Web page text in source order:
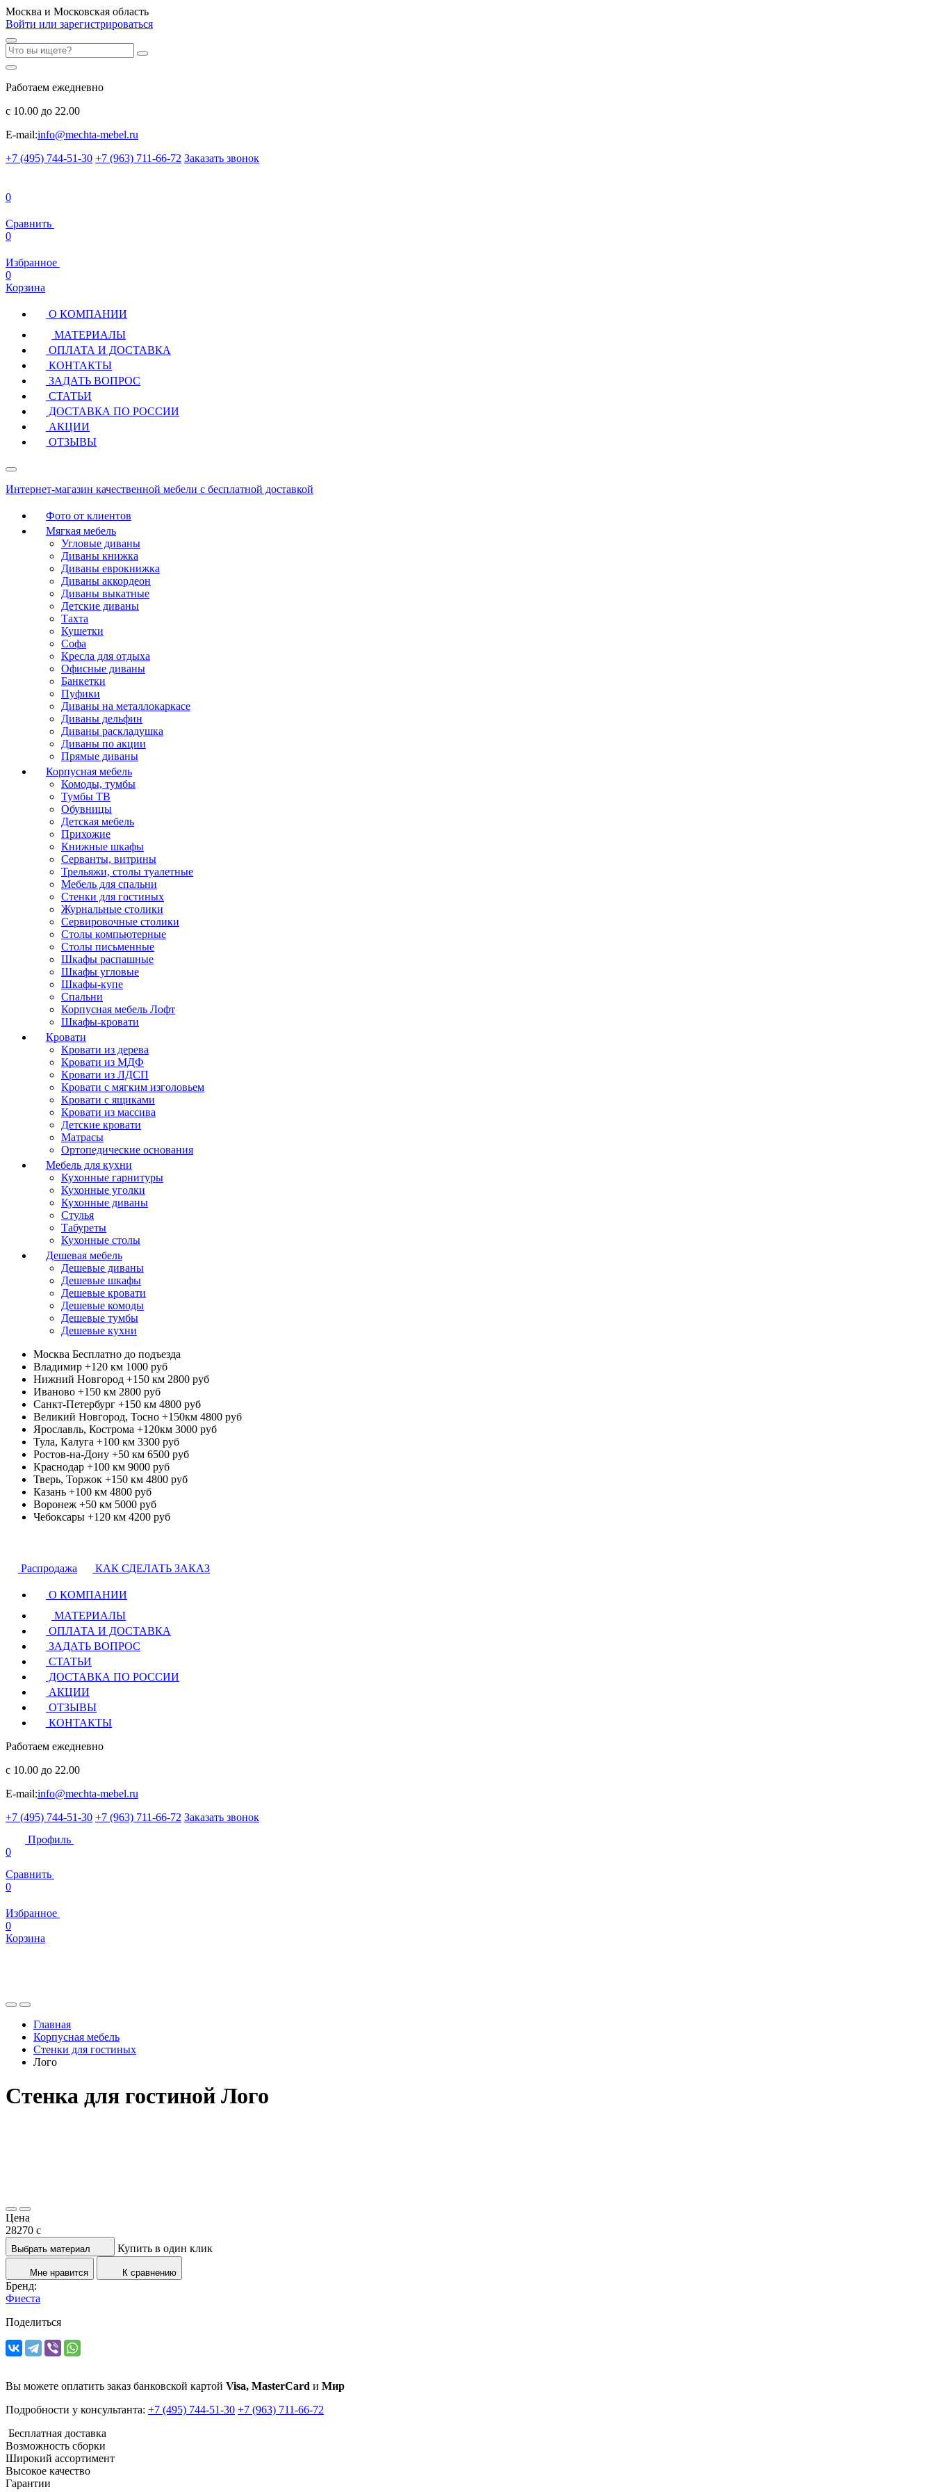
Москва и Московская область
Войти или зарегистрироваться
Работаем ежедневно
с 10.00 до 22.00
E-mail:info@mechta-mebel.ru
+7 (495) 744-51-30 +7 (963) 711-66-72 Заказать звонок
0
Сравнить
0
Избранное
0
Корзина
О КОМПАНИИ
МАТЕРИАЛЫ
ОПЛАТА И ДОСТАВКА
КОНТАКТЫ
ЗАДАТЬ ВОПРОС
СТАТЬИ
ДОСТАВКА ПО РОССИИ
АКЦИИ
ОТЗЫВЫ
Интернет-магазин качественной мебели с бесплатной доставкой
Фото от клиентов
Мягкая мебель
Угловые диваны
Диваны книжка
Диваны еврокнижка
Диваны аккордеон
Диваны выкатные
Детские диваны
Тахта
Кушетки
Софа
Кресла для отдыха
Офисные диваны
Банкетки
Пуфики
Диваны на металлокаркасе
Диваны дельфин
Диваны раскладушка
Диваны по акции
Прямые диваны
Корпусная мебель
Комоды, тумбы
Тумбы ТВ
Обувницы
Детская мебель
Прихожие
Книжные шкафы
Серванты, витрины
Трельяжи, столы туалетные
Мебель для спальни
Стенки для гостиных
Журнальные столики
Сервировочные столики
Столы компьютерные
Столы письменные
Шкафы распашные
Шкафы угловые
Шкафы-купе
Спальни
Корпусная мебель Лофт
Шкафы-кровати
Кровати
Кровати из дерева
Кровати из МДФ
Кровати из ЛДСП
Кровати с мягким изголовьем
Кровати с ящиками
Кровати из массива
Детские кровати
Матрасы
Ортопедические основания
Мебель для кухни
Кухонные гарнитуры
Кухонные уголки
Кухонные диваны
Стулья
Табуреты
Кухонные столы
Дешевая мебель
Дешевые диваны
Дешевые шкафы
Дешевые кровати
Дешевые комоды
Дешевые тумбы
Дешевые кухни
Москва Бесплатно до подъезда
Владимир +120 км 1000 руб
Нижний Новгород +150 км 2800 руб
Иваново +150 км 2800 руб
Санкт-Петербург +150 км 4800 руб
Великий Новгород, Тосно +150км 4800 руб
Ярославль, Кострома +120км 3000 руб
Тула, Калуга +100 км 3300 руб
Ростов-на-Дону +50 км 6500 руб
Краснодар +100 км 9000 руб
Тверь, Торжок +150 км 4800 руб
Казань +100 км 4800 руб
Воронеж +50 км 5000 руб
Чебоксары +120 км 4200 руб
Распродажа КАК СДЕЛАТЬ ЗАКАЗ
О КОМПАНИИ
МАТЕРИАЛЫ
ОПЛАТА И ДОСТАВКА
ЗАДАТЬ ВОПРОС
СТАТЬИ
ДОСТАВКА ПО РОССИИ
АКЦИИ
ОТЗЫВЫ
КОНТАКТЫ
Работаем ежедневно
с 10.00 до 22.00
E-mail:info@mechta-mebel.ru
+7 (495) 744-51-30 +7 (963) 711-66-72 Заказать звонок
Профиль
0
Сравнить
0
Избранное
0
Корзина
Главная
Корпусная мебель
Стенки для гостиных
Лого
Стенка для гостиной Лого
Цена
28270 c
Выбрать материал Купить в один клик
Мне нравится К сравнению
Бренд:
Фиеста
Поделиться
Вы можете оплатить заказ банковской картой Visa, MasterCard и Мир
Подробности у консультанта: +7 (495) 744-51-30 +7 (963) 711-66-72
Бесплатная доставка
Возможность сборки
Широкий ассортимент
Высокое качество
Гарантии